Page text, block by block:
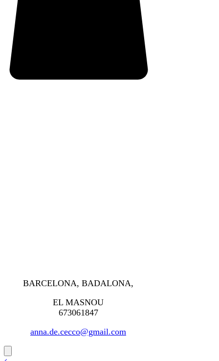
BARCELONA, BADALONA,
EL MASNOU
673061847
anna.de.cecco@gmail.com